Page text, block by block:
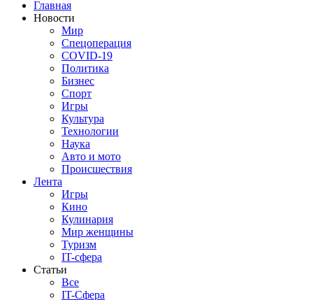
Главная
Новости
Мир
Спецоперация
COVID-19
Политика
Бизнес
Спорт
Игры
Культура
Технологии
Наука
Авто и мото
Происшествия
Лента
Игры
Кино
Кулинария
Мир женщины
Туризм
IT-сфера
Статьи
Все
IT-Сфера